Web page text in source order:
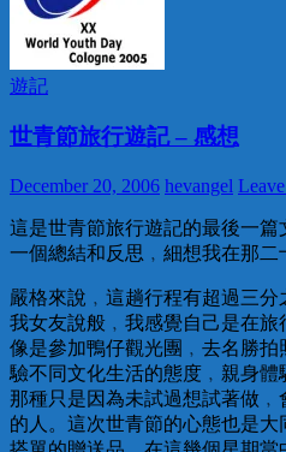
遊記
世青節旅行遊記 – 感想
December 20, 2006 hevangel
這是世青節旅行遊記的最後一
一個總結和反思﹐細想我在那二
嚴格來說﹐這趟行程有超過三
我女友說般﹐我感覺自己是在
像是參加鴨仔觀光團﹐去名勝
驗不同文化生活的態度﹐親身
那種只是因為未試過想試著做
的人。這次世青節的心態也是